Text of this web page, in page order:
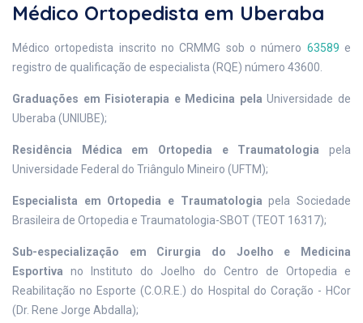
Médico Ortopedista em Uberaba
Médico ortopedista inscrito no CRMMG sob o número 63589 e
registro de qualificação de especialista (RQE) número 43600.
Graduações em Fisioterapia e Medicina pela Universidade de
Uberaba (UNIUBE);
Residência Médica em Ortopedia e Traumatologia pela
Universidade Federal do Triângulo Mineiro (UFTM);
Especialista em Ortopedia e Traumatologia pela Sociedade
Brasileira de Ortopedia e Traumatologia-SBOT (TEOT 16317);
Sub-especialização em Cirurgia do Joelho e Medicina
Esportiva no Instituto do Joelho do Centro de Ortopedia e
Reabilitação no Esporte (C.O.R.E.) do Hospital do Coração - HCor
(Dr. Rene Jorge Abdalla);